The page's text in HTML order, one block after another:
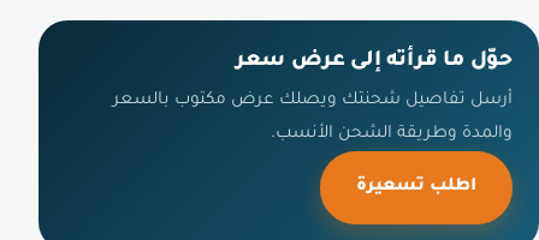
حوّل ما قرأته إلى عرض سعر
أرسل تفاصيل شحنتك ويصلك عرض مكتوب بالسعر
والمدة وطريقة الشحن الأنسب.
اطلب تسعيرة